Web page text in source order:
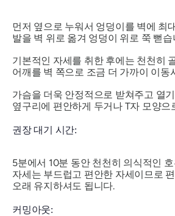
먼저 옆으로 누워서 엉덩이를 벽에 최
발을 벽 위로 옮겨 엉덩이 위로 쭉 뻗습
기본적인 자세를 취한 후에는 천천히
어깨를 벽 쪽으로 조금 더 가까이 이동
가슴을 더욱 안정적으로 받쳐주고 열
옆구리에 편안하게 두거나 T자 모양으
권장 대기 시간:
5분에서 10분 동안 천천히 의식적인
자세는 부드럽고 편안한 자세이므로
오래 유지하셔도 됩니다.
커밍아웃: